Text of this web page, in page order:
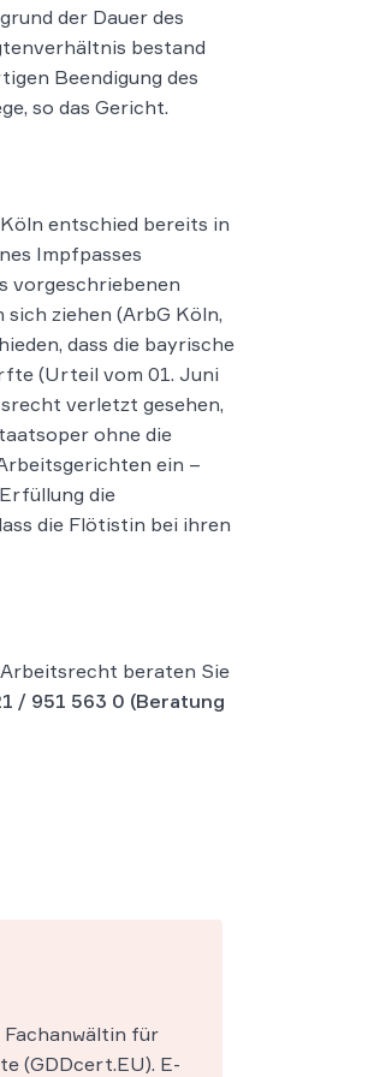
der Dauer des
bestand
Beendigung des
so das Gericht.
entschied bereits in
Impfpasses
vorgeschriebenen
ziehen (ArbG Köln,
dass die bayrische
(Urteil vom 01. Juni
verletzt gesehen,
ohne die
ein –
die
die Flötistin bei ihren
beraten Sie
/ 951 563 0 (Beratung
Fachanwältin für
(GDDcert.EU). E-